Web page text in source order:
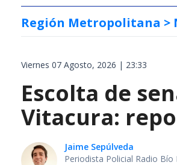
Región Metropolitana >
Viernes 07 Agosto, 2026 | 23:33
Escolta de
Vitacura:
Jaime Sepúlveda
Periodista Policial Radio Bío